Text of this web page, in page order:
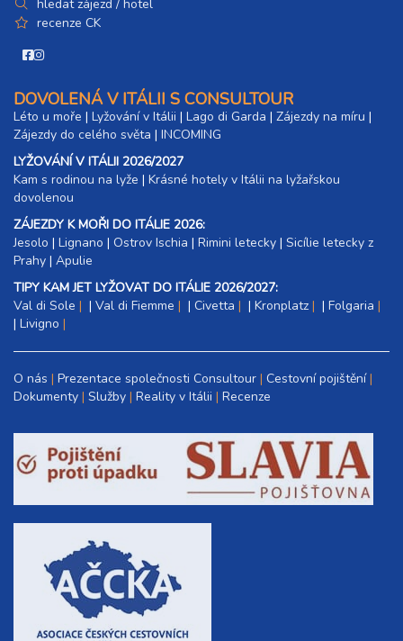
hledat zájezd / hotel
recenze CK
DOVOLENÁ V ITÁLII S CONSULTOUR
Léto u moře | Lyžování v Itálii | Lago di Garda | Zájezdy na míru |
Zájezdy do celého světa | INCOMING
LYŽOVÁNÍ V ITÁLII 2026/2027
Kam s rodinou na lyže |​ Krásné hotely v Itálii na lyžařskou
dovolenou
ZÁJEZDY K MOŘI DO ITÁLIE 2026:
Jesolo | Lignano | Ostrov Ischia | Rimini letecky | Sicílie letecky z
Prahy | Apulie
TIPY KAM JET LYŽOVAT DO ITÁLIE 2026/2027:
Val di Sole
| Val di Fiemme | Civetta | Kronplatz | Folgaria
| Livigno
O nás Prezentace společnosti Consultour Cestovní pojištění
Dokumenty Služby Reality v Itálii Recenze